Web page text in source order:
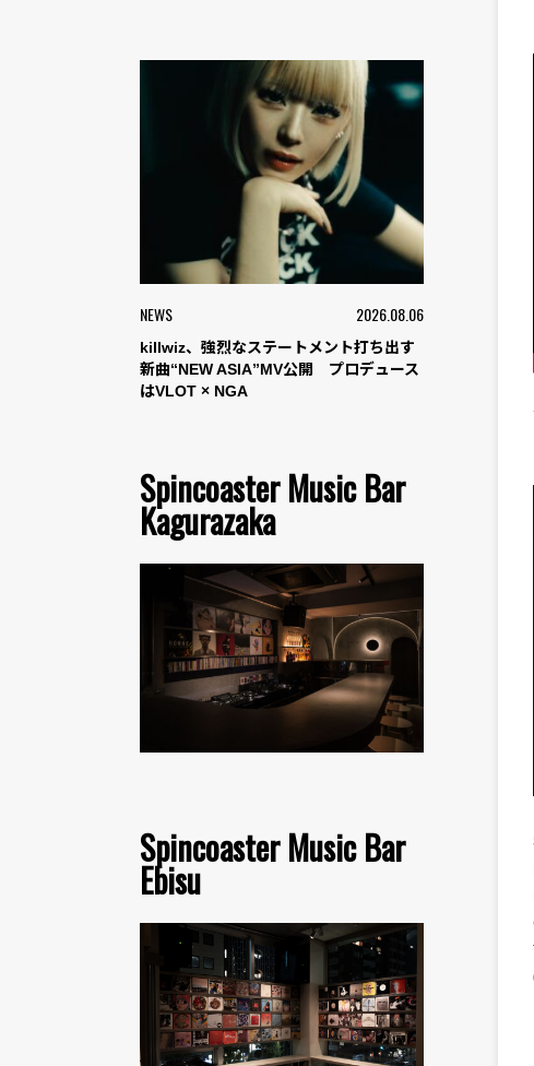
NEWS 2026.08.06
killwiz、強烈なステートメント打ち出す
新曲“NEW ASIA”MV公開 プロデュース
はVLOT × NGA
Spincoaster Music Bar
Kagurazaka
Spincoaster Music Bar
Ebisu